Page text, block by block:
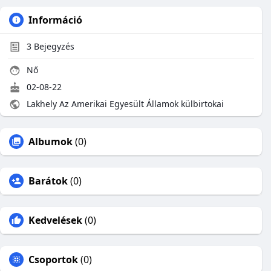
Információ
3 Bejegyzés
Nő
02-08-22
Lakhely Az Amerikai Egyesült Államok külbirtokai
Albumok(0)
Barátok(0)
Kedvelések(0)
Csoportok(0)